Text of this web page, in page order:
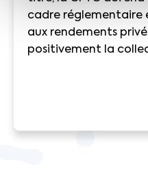
cadre réglementaire
aux rendements
positivement la